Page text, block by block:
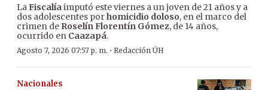
LaFiscalíaimputó este viernes a un joven de 21 años y a
dos adolescentes porhomicidio doloso, en el marco del
crimen de Roselín Florentín Gómez, de 14 años,
ocurrido en Caazapá.
Agosto 7, 2026 07:57 p. m. · Redacción ÚH
Nacionales